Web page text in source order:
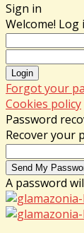
Sign in
Welcome!
Forgot your
Cookies policy
Password
Recover your
A password